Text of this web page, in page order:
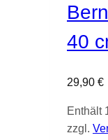
40
29,90 €
Enthält
zzgl.